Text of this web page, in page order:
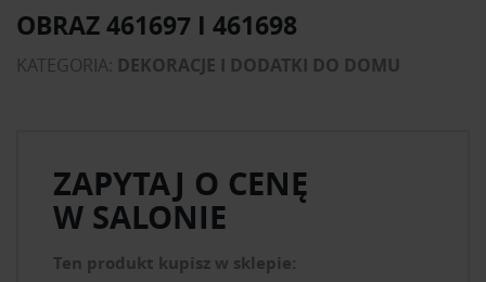
OBRAZ 461697 I 461698
KATEGORIA: DEKORACJE I DODATKI DO DOMU
ZAPYTAJ O CENĘ
W SALONIE
Ten produkt kupisz w sklepie: